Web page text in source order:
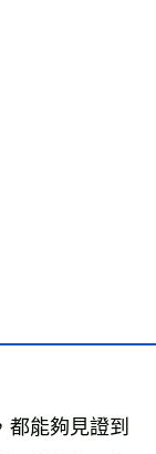
都能夠見證到